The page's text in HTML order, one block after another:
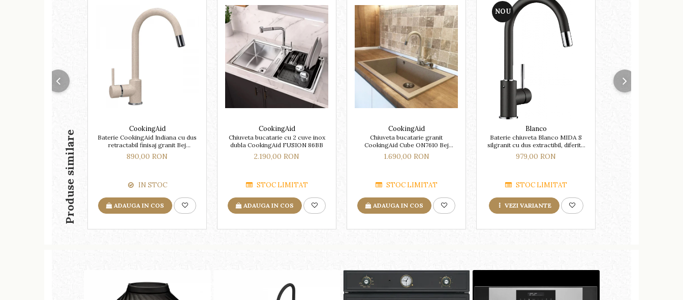
Produse similare
CookingAid
Baterie CookingAid Indiana cu dus
retractabil finisaj granit Bej
Pigmentat / Avena
890,00 RON
IN STOC
ADAUGA IN COS
CookingAid
Chiuveta bucatarie cu 2 cuve inox
dubla CookingAid FUSION 86BB
2.190,00 RON
STOC LIMITAT
ADAUGA IN COS
CookingAid
Chiuveta bucatarie granit
CookingAid Cube ON7610 Bej
Pigmentat / Avena + accesorii
montaj
1.690,00 RON
STOC LIMITAT
ADAUGA IN COS
NOU
Blanco
Baterie chiuveta Blanco MIDA S
silgranit cu dus extractibil, diferite
culori
979,00 RON
STOC LIMITAT
VEZI VARIANTE
NOU